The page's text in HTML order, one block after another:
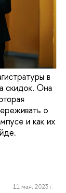
в
скидок. Она
о
и как их
11 мая, 2023 г.